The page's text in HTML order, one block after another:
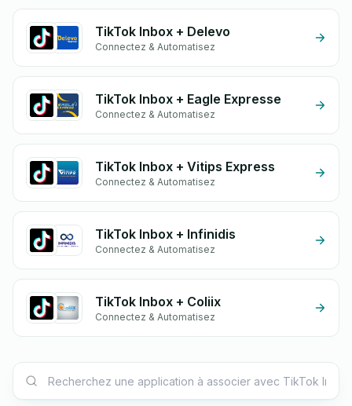
TikTok Inbox + Delevo
Connectez & Automatisez
TikTok Inbox + Eagle Expresse
Connectez & Automatisez
TikTok Inbox + Vitips Express
Connectez & Automatisez
TikTok Inbox + Infinidis
Connectez & Automatisez
TikTok Inbox + Coliix
Connectez & Automatisez